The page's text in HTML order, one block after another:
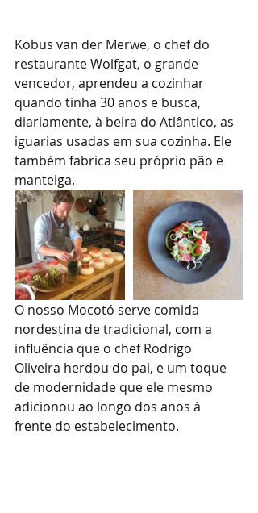
Kobus van der Merwe, o chef do
restaurante Wolfgat, o grande
vencedor, aprendeu a cozinhar
quando tinha 30 anos e busca,
diariamente, à beira do Atlântico, as
iguarias usadas em sua cozinha. Ele
também fabrica seu próprio pão e
manteiga.
O nosso Mocotó serve comida
nordestina de tradicional, com a
influência que o chef Rodrigo
Oliveira herdou do pai, e um toque
de modernidade que ele mesmo
adicionou ao longo dos anos à
frente do estabelecimento.